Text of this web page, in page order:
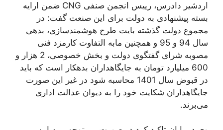
اردشیر دادرس، ريیس انجمن صنفی CNG ضمن ارايه
بسته پیشنهادی به دولت برای این صنعت گفت: در
مجموع دولت گذشته بایت طرح هوشمندسازی، بدهی
سال 94 و 95 و همچنین مابه التفاوت کارمزد فنی
مصوبه شرای گفتگوی دولت و بخش خصوصی، 2 هزار و
600 میلیارد تومان به جایگاهداران بدهکار است که باید
در قبوض سال 1401 محاسبه شود در غیر این صورت
جایگاهداران شکایت خود را به دیوان عدالت اداری
می‌برند.